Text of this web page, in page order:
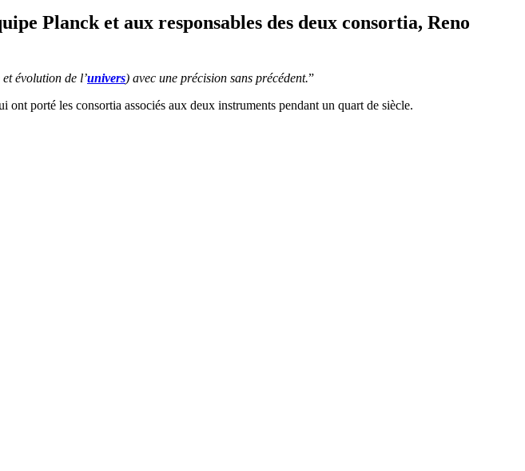
Planck et aux responsables des deux consortia, Reno
évolution de l’univers) avec une précision sans précédent.”
porté les consortia associés aux deux instruments pendant un quart de siècle.